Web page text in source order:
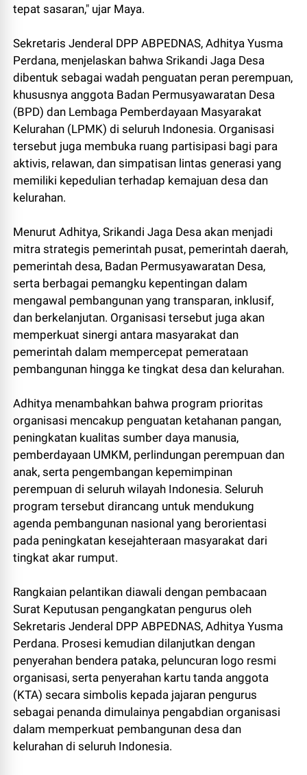
tepat sasaran," ujar Maya.
Sekretaris Jenderal DPP ABPEDNAS, Adhitya Yusma
Perdana, menjelaskan bahwa Srikandi Jaga Desa
dibentuk sebagai wadah penguatan peran perempuan,
khususnya anggota Badan Permusyawaratan Desa
(BPD) dan Lembaga Pemberdayaan Masyarakat
Kelurahan (LPMK) di seluruh Indonesia. Organisasi
tersebut juga membuka ruang partisipasi bagi para
aktivis, relawan, dan simpatisan lintas generasi yang
memiliki kepedulian terhadap kemajuan desa dan
kelurahan.
Menurut Adhitya, Srikandi Jaga Desa akan menjadi
mitra strategis pemerintah pusat, pemerintah daerah,
pemerintah desa, Badan Permusyawaratan Desa,
serta berbagai pemangku kepentingan dalam
mengawal pembangunan yang transparan, inklusif,
dan berkelanjutan. Organisasi tersebut juga akan
memperkuat sinergi antara masyarakat dan
pemerintah dalam mempercepat pemerataan
pembangunan hingga ke tingkat desa dan kelurahan.
Adhitya menambahkan bahwa program prioritas
organisasi mencakup penguatan ketahanan pangan,
peningkatan kualitas sumber daya manusia,
pemberdayaan UMKM, perlindungan perempuan dan
anak, serta pengembangan kepemimpinan
perempuan di seluruh wilayah Indonesia. Seluruh
program tersebut dirancang untuk mendukung
agenda pembangunan nasional yang berorientasi
pada peningkatan kesejahteraan masyarakat dari
tingkat akar rumput.
Rangkaian pelantikan diawali dengan pembacaan
Surat Keputusan pengangkatan pengurus oleh
Sekretaris Jenderal DPP ABPEDNAS, Adhitya Yusma
Perdana. Prosesi kemudian dilanjutkan dengan
penyerahan bendera pataka, peluncuran logo resmi
organisasi, serta penyerahan kartu tanda anggota
(KTA) secara simbolis kepada jajaran pengurus
sebagai penanda dimulainya pengabdian organisasi
dalam memperkuat pembangunan desa dan
kelurahan di seluruh Indonesia.